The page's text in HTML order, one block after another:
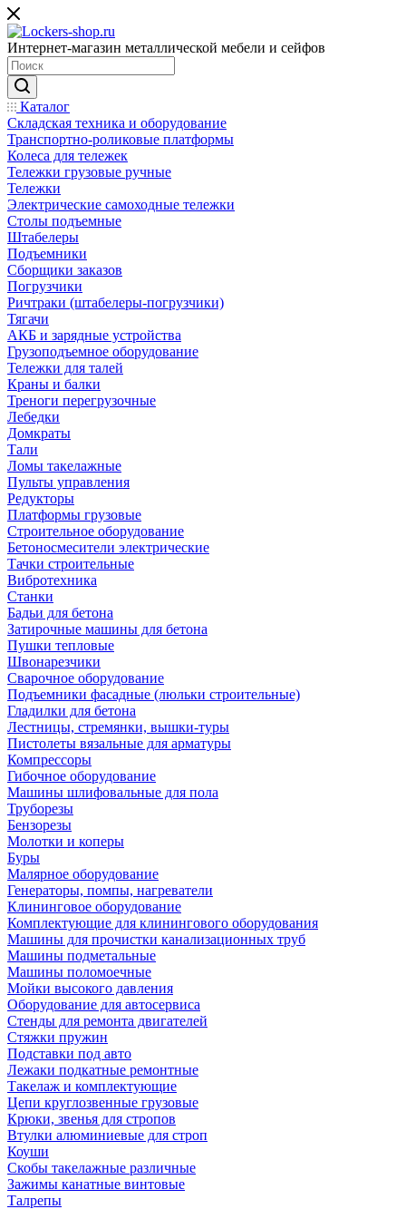
Интернет-магазин металлической мебели и сейфов
Каталог
Складская техника и оборудование
Транспортно-роликовые платформы
Колеса для тележек
Тележки грузовые ручные
Тележки
Электрические самоходные тележки
Столы подъемные
Штабелеры
Подъемники
Сборщики заказов
Погрузчики
Ричтраки (штабелеры-погрузчики)
Тягачи
АКБ и зарядные устройства
Грузоподъемное оборудование
Тележки для талей
Краны и балки
Треноги перегрузочные
Лебедки
Домкраты
Тали
Ломы такелажные
Пульты управления
Редукторы
Платформы грузовые
Строительное оборудование
Бетоносмесители электрические
Тачки строительные
Вибротехника
Станки
Бадьи для бетона
Затирочные машины для бетона
Пушки тепловые
Швонарезчики
Сварочное оборудование
Подъемники фасадные (люльки строительные)
Гладилки для бетона
Лестницы, стремянки, вышки-туры
Пистолеты вязальные для арматуры
Компрессоры
Гибочное оборудование
Машины шлифовальные для пола
Труборезы
Бензорезы
Молотки и коперы
Буры
Малярное оборудование
Генераторы, помпы, нагреватели
Клининговое оборудование
Комплектующие для клинингового оборудования
Машины для прочистки канализационных труб
Машины подметальные
Машины поломоечные
Мойки высокого давления
Оборудование для автосервиса
Стенды для ремонта двигателей
Стяжки пружин
Подставки под авто
Лежаки подкатные ремонтные
Такелаж и комплектующие
Цепи круглозвенные грузовые
Крюки, звенья для стропов
Втулки алюминиевые для строп
Коуши
Скобы такелажные различные
Зажимы канатные винтовые
Талрепы